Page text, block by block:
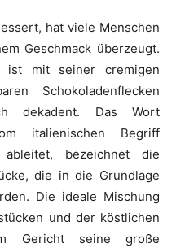
hat viele Menschen
Geschmack überzeugt.
ist mit seiner cremigen
Schokoladenflecken
dekadent. Das Wort
italienischen Begriff
ableitet, bezeichnet die
die in die Grundlage
Die ideale Mischung
und der köstlichen
Gericht seine große